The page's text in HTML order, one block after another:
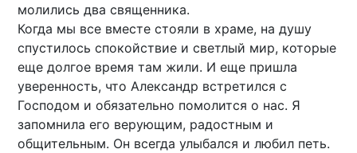
молились два священника.
Когда мы все вместе стояли в храме, на душу
спустилось спокойствие и светлый мир, которые
еще долгое время там жили. И еще пришла
уверенность, что Александр встретился с
Господом и обязательно помолится о нас. Я
запомнила его верующим, радостным и
общительным. Он всегда улыбался и любил петь.